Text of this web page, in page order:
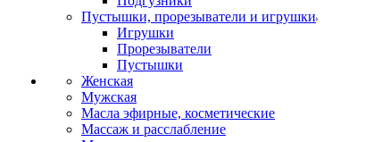
Пустышки, прорезыватели и игрушки
Игрушки
Прорезыватели
Пустышки
Женская
Мужская
Масла эфирные, косметические
Массаж и расслабление